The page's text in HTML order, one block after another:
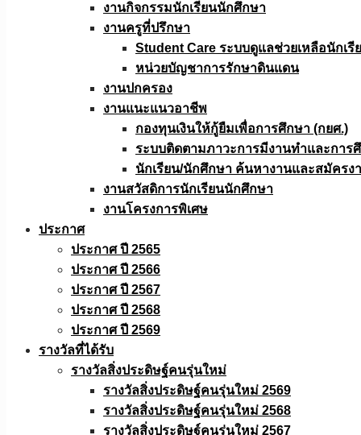
งานกิจกรรมนักเรียนนักศึกษา
งานครูที่ปรึกษา
Student Care ระบบดูแลช่วยเหลือนักเรี
หน่วยบัญชาการรักษาดินแดน
งานปกครอง
งานแนะแนวอาชีพ
กองทุนเงินให้กู้ยืมเพื่อการศึกษา (กยศ.)
ระบบติดตามภาวะการมีงานทำและการ
นักเรียน/นักศึกษา ค้นหางานและสมัครง
งานสวัสดิการนักเรียนนักศึกษา
งานโครงการพิเศษ
ประกาศ
ประกาศ ปี 2565
ประกาศ ปี 2566
ประกาศ ปี 2567
ประกาศ ปี 2568
ประกาศ ปี 2569
รางวัลที่ได้รับ
รางวัลสิ่งประดิษฐ์คนรุ่นใหม่
รางวัลสิ่งประดิษฐ์คนรุ่นใหม่ 2569
รางวัลสิ่งประดิษฐ์คนรุ่นใหม่ 2568
รางวัลสิ่งประดิษฐ์คนรุ่นใหม่ 2567